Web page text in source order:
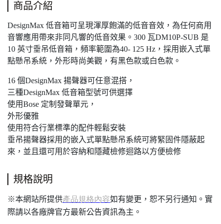
商品介紹
DesignMax 低音箱可呈現渾厚飽滿的低音音效，為任何商用
音響應用帶來非同凡響的低音效果。300 瓦DM10P-SUB 是
10 英寸垂吊低音箱，頻率範圍為40- 125 Hz，採用嵌入式單
點懸吊系統，外形時尚美觀，有黑色款或白色款。
16 個DesignMax 揚聲器可任意混搭，
三種DesignMax 低音箱型號可供選擇
使用Bose 定制發聲單元，
外形優雅
使用符合行業標準的配件輕鬆安裝
垂吊揚聲器採用的嵌入式單點懸吊系統可將緊固件隱蔽起
來，並且還可用於容納和隱藏檢修迴路以方便檢修
規格說明
※本網站所提供產品規格內容如有變更，恕不另行通知。實
際請以各廠牌官方最新公告資訊為主。